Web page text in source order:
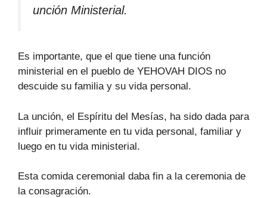
unción Ministerial.
Es importante, que el que tiene una función
ministerial en el pueblo de YEHOVAH DIOS no
descuide su familia y su vida personal.
La unción, el Espíritu del Mesías, ha sido dada para
influir primeramente en tu vida personal, familiar y
luego en tu vida ministerial.
Esta comida ceremonial daba fin a la ceremonia de
la consagración.